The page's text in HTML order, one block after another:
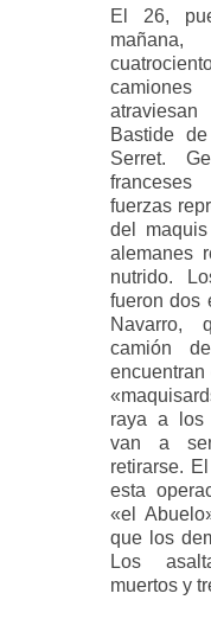
El 26,
Bastide
Serret.
fuerzas
del
alemanes
nutrido.
fueron dos
Navarro,
camión
raya a los
van a
retirarse.
esta
«el
que los
Los
muertos y